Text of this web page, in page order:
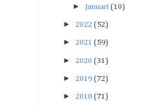
► Januari (10)
► 2022 (52)
► 2021 (59)
► 2020 (31)
► 2019 (72)
► 2018 (71)